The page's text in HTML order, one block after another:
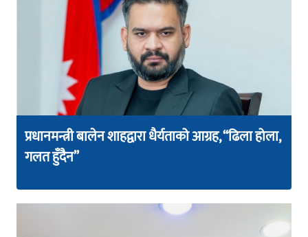
प्रधानमन्त्री बालेन शाहद्वारा धैर्यताको आग्रह, “ढिला होला,
गलत हुँदैन”